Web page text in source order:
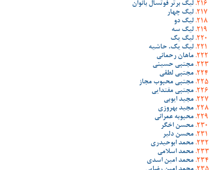
لیگ برتر فوتسال بانوان
لیگ چهار
لیگ دو
لیگ سه
لیگ یک
لیگ یک، حاشیه
ماهان رحمانی
مجتبی حسینی
مجتبی لطفی
مجتبی محبوب مجاز
مجتبی مقتدایی
مجید ایوبی
مجید بهروزی
محبوبه عمرانی
محسن اخگر
محسن دلیر
محمد ابوحیدری
محمد اسلامی
محمد امین اسدی